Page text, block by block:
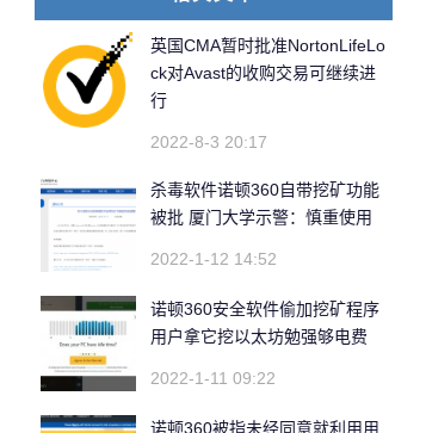
英国CMA暂时批准NortonLifeLo
ck对Avast的收购交易可继续进
行
2022-8-3 20:17
杀毒软件诺顿360自带挖矿功能
被批 厦门大学示警：慎重使用
2022-1-12 14:52
诺顿360安全软件偷加挖矿程序
用户拿它挖以太坊勉强够电费
2022-1-11 09:22
诺顿360被指未经同意就利用用